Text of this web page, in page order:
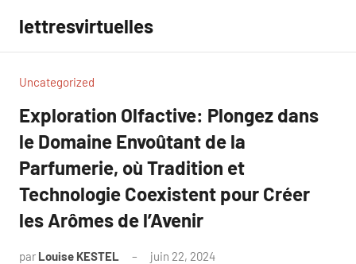
contenu
lettresvirtuelles
Uncategorized
Exploration Olfactive: Plongez dans
le Domaine Envoûtant de la
Parfumerie, où Tradition et
Technologie Coexistent pour Créer
les Arômes de l’Avenir
par Louise KESTEL juin 22, 2024